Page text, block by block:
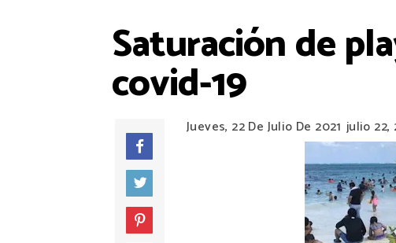
Saturación de
covid-19
Jueves, 22 De Julio De 2021 julio 22,